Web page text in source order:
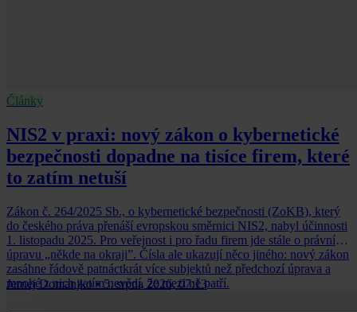
Články
NIS2 v praxi: nový zákon o kybernetické
bezpečnosti dopadne na tisíce firem, které
to zatím netuší
Zákon č. 264/2025 Sb., o kybernetické bezpečnosti (ZoKB), který
do českého práva přenáší evropskou směrnici NIS2, nabyl účinnosti
1. listopadu 2025. Pro veřejnost i pro řadu firem jde stále o právní
úpravu „někde na okraji”. Čísla ale ukazují něco jiného: nový zákon
zasáhne řádově patnáctkrát více subjektů než předchozí úprava a
mnohé z nich zatím nevědí, že mezi ně patří.
Jernej Domanjko • 5. srpna 2026, 07:13